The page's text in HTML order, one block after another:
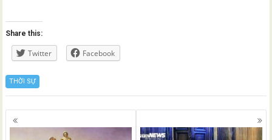
Share this:
Twitter Facebook
THỜI SỰ
Posts
navigation